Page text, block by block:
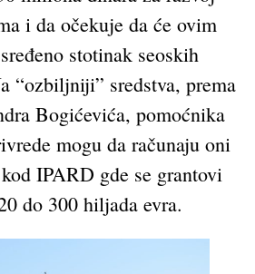
i da očekuje da će ovim
stotinak seoskih
“ozbiljniji” sredstva, prema
Bogićevića, pomoćnika
mogu da računaju oni
IPARD gde se grantovi
do 300 hiljada evra.